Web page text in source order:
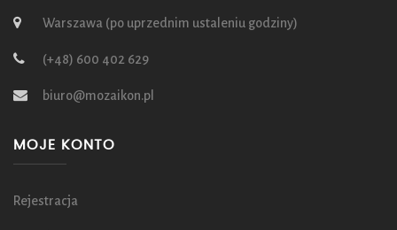
Warszawa (po uprzednim ustaleniu godziny)
(+48) 600 402 629
biuro@mozaikon.pl
MOJE KONTO
Rejestracja